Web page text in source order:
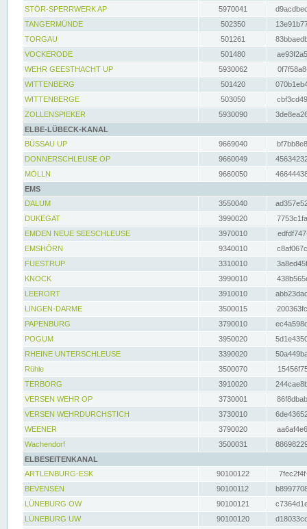
STÖR-SPERRWERK AP 5970041
TANGERMÜNDE
502350
TORGAU
501261
VOCKERODE
501480
WEHR GEESTHACHT UP
5930062
WITTENBERG
501420
WITTENBERGE
503050
ZOLLENSPIEKER
5930090
ELBE-LÜBECK-KANAL
BÜSSAU UP
9669040
DONNERSCHLEUSE OP
9660049
MÖLLN
9660050
EMS
DALUM
3550040
DUKEGAT
3990020
EMDEN NEUE SEESCHLEUSE
3970010
EMSHÖRN
9340010
FUESTRUP
3310010
KNOCK
3990010
LEERORT
3910010
LINGEN-DARME
3500015
PAPENBURG
3790010
POGUM
3950020
RHEINE UNTERSCHLEUSE
3390020
Rühle
3500070
TERBORG
3910020
VERSEN WEHR OP
3730001
VERSEN WEHRDURCHSTICH
3730010
WEENER
3790020
Wachendorf
3500031
ELBESEITENKANAL
ARTLENBURG-ESK
90100122
BEVENSEN
90100112
LÜNEBURG OW
90100121
LÜNEBURG UW
90100120